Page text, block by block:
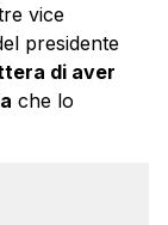
vice
presidente
di aver
che lo